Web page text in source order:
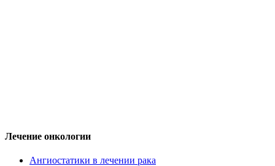
Лечение онкологии
Ангиостатики в лечении рака